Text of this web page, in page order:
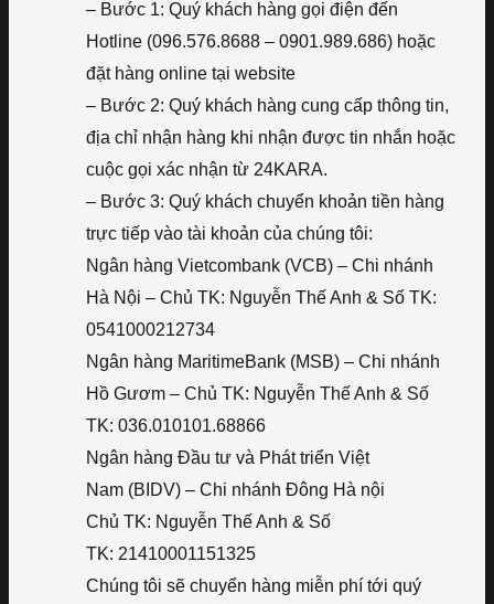
– Bước 1: Quý khách hàng gọi điện đến
Hotline (096.576.8688 – 0901.989.686) hoặc
đặt hàng online tại website
– Bước 2: Quý khách hàng cung cấp thông tin,
địa chỉ nhận hàng khi nhận được tin nhắn hoặc
cuộc gọi xác nhận từ 24KARA.
– Bước 3: Quý khách chuyển khoản tiền hàng
trực tiếp vào tài khoản của chúng tôi:
Ngân hàng Vietcombank (VCB) – Chi nhánh
Hà Nội – Chủ TK: Nguyễn Thế Anh & Số TK:
0541000212734
Ngân hàng MaritimeBank (MSB) – Chi nhánh
Hồ Gươm – Chủ TK: Nguyễn Thế Anh & Số
TK: 036.010101.68866
Ngân hàng Đầu tư và Phát triển Việt
Nam (BIDV) – Chi nhánh Đông Hà nội
Chủ TK: Nguyễn Thế Anh & Số
TK: 21410001151325
Chúng tôi sẽ chuyển hàng miễn phí tới quý